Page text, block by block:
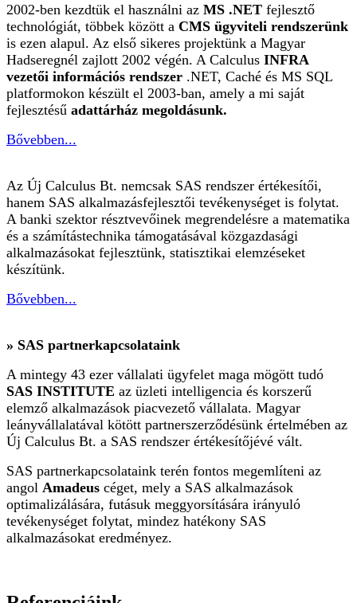
2002-ben kezdtük el használni az MS .NET fejlesztő
technológiát, többek között a CMS ügyviteli rendszerünk
is ezen alapul. Az első sikeres projektünk a Magyar
Hadseregnél zajlott 2002 végén. A Calculus INFRA
vezetői információs rendszer .NET, Caché és MS SQL
platformokon készült el 2003-ban, amely a mi saját
fejlesztésű adattárház megoldásunk.
Bővebben...
Az Új Calculus Bt. nemcsak SAS rendszer értékesítői,
hanem SAS alkalmazásfejlesztői tevékenységet is folytat.
A banki szektor résztvevőinek megrendelésre a matematika
és a számítástechnika támogatásával közgazdasági
alkalmazásokat fejlesztünk, statisztikai elemzéseket
készítünk.
Bővebben...
» SAS partnerkapcsolataink
A mintegy 43 ezer vállalati ügyfelet maga mögött tudó
SAS INSTITUTE az üzleti intelligencia és korszerű
elemző alkalmazások piacvezető vállalata. Magyar
leányvállalatával kötött partnerszerződésünk értelmében az
Új Calculus Bt. a SAS rendszer értékesítőjévé vált.
SAS partnerkapcsolataink terén fontos megemlíteni az
angol Amadeus céget, mely a SAS alkalmazások
optimalizálására, futásuk meggyorsítására irányuló
tevékenységet folytat, mindez hatékony SAS
alkalmazásokat eredményez.